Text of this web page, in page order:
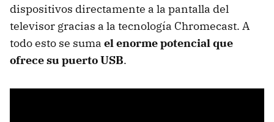
dispositivos directamente a la pantalla del
televisor gracias a la tecnología Chromecast. A
todo esto se suma el enorme potencial que
ofrece su puerto USB.